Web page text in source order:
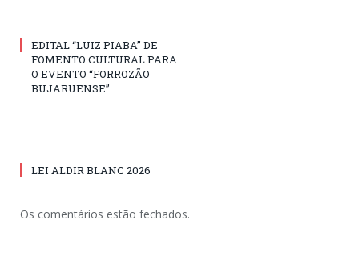
EDITAL “LUIZ PIABA” DE
FOMENTO CULTURAL PARA
O EVENTO “FORROZÃO
BUJARUENSE”
LEI ALDIR BLANC 2026
Os comentários estão fechados.